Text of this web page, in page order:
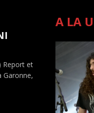
Report et
Garonne,
A LA